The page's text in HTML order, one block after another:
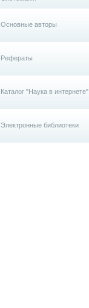
Основные авторы
Рефераты
Каталог "Наука в интернете"
Электронные библиотеки